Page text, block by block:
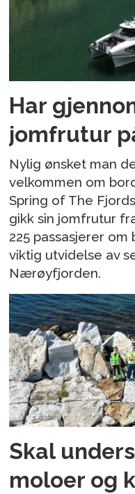
Har
jomfrutur
Nylig ønsket man
velkommen om
Spring of The
gikk sin jomfrutur
225 passasjerer
viktig utvidelse av
Nærøyfjorden.
Skal
moloer og